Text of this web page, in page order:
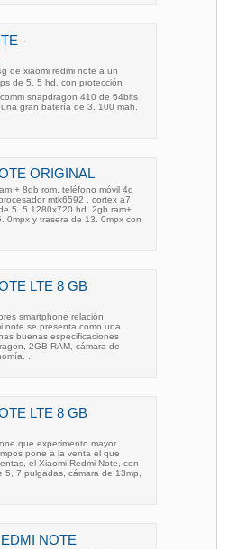
-
de xiaomi redmi note a un
de 5, 5 hd, con protección
snapdragon 410 de 64bits
gran batería de 3. 100 mah.
ORIGINAL
+ 8gb rom. teléfono móvil 4g
mtk6592 , cortex a7
5. 5 1280x720 hd. 2gb ram+
0mpx y trasera de 13. 0mpx con
LTE 8 GB
smartphone relación
note se presenta como una
buenas especificaciones
2GB RAM, cámara de
.
LTE 8 GB
que experimento mayor
pone a la venta el que
el Xiaomi Redmi Note, con
7 pulgadas, cámara de 13mp,
NOTE